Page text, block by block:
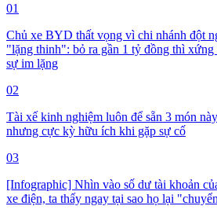
01
Chủ xe BYD thất vọng vì chi nhánh đột
"lặng thinh": bỏ ra gần 1 tỷ đồng thì xứng
sự im lặng
02
Tài xế kinh nghiệm luôn để sẵn 3 món
nhưng cực kỳ hữu ích khi gặp sự cố
03
[Infographic] Nhìn vào số dư tài khoản
xe điện, ta thấy ngay tại sao họ lại